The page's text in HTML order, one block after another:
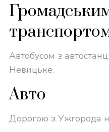
Автобусом з
Невицьке.
Авто
Дорогою з Ужгорода